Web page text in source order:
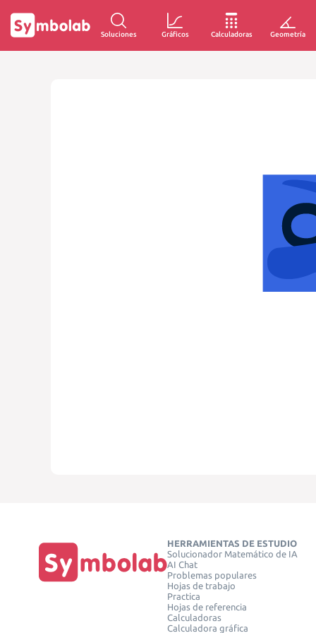
Soluciones Gráficos Calculadoras Geometría
HERRAMIENTAS DE ESTUDIO
Solucionador Matemático de IA
AI Chat
Problemas populares
Hojas de trabajo
Practica
Hojas de referencia
Calculadoras
Calculadora gráfica